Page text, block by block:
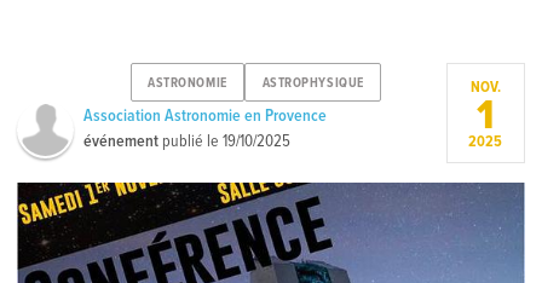
ASTRONOMIE ASTROPHYSIQUE
Association Astronomie en Provence
événement publié le19/10/2025
NOV.
1
2025